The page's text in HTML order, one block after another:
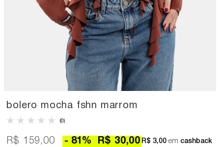
bolero mocha fshn marrom
(0)
R$ 159,00 R$ 30,00
81 % R$ 3,00 em cashback